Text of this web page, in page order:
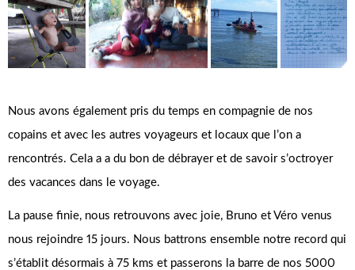
Nous avons également pris du temps en compagnie de nos
copains et avec les autres voyageurs et locaux que l’on a
rencontrés. Cela a a du bon de débrayer et de savoir s’octroyer
des vacances dans le voyage.
La pause finie, nous retrouvons avec joie, Bruno et Véro venus
nous rejoindre 15 jours. Nous battrons ensemble notre record qui
s’établit désormais à 75 kms et passerons la barre de nos 5000